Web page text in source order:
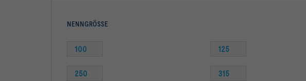
NENNGRÖSSE
100 125
250 315